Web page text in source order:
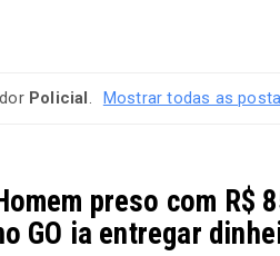
Policial Mostrar todas as
preso com R$
GO ia entregar